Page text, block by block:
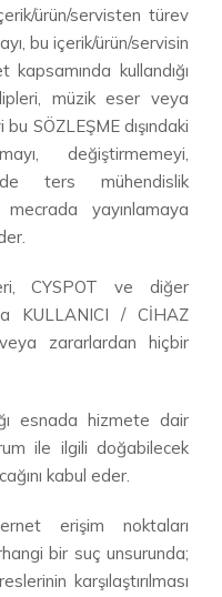
ürün/servisten türev
bu içerik/ürün/servisin
kullandığı
müzik eser veya
SÖZLEŞME dışındaki
değiştirmemeyi,
ters mühendislik
yayınlamaya
CYSPOT ve diğer
KULLANICI / CİHAZ
zararlardan hiçbir
esnada hizmete dair
ile ilgili doğabilecek
kabul eder.
erişim noktaları
bir suç unsurunda;
karşılaştırılması